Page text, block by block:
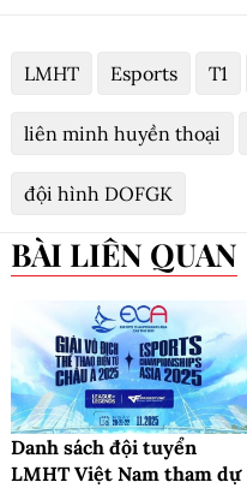
LMHT Esports T1
liên minh huyền thoại
đội hình DOFGK
BÀI LIÊN QUAN
Danh sách đội tuyển
LMHT Việt Nam tham dự